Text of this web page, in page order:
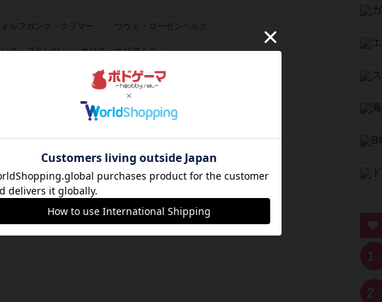
ォルフガング・クラマー ウヴェ・ローゼンベルク
ス・フランツ クリス・キリアムス
1 位
2 位